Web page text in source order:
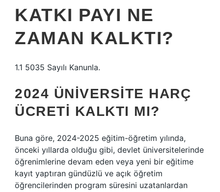
KATKI PAYI NE
ZAMAN KALKTI?
1.1 5035 Sayılı Kanunla.
2024 ÜNIVERSITE HARÇ
ÜCRETI KALKTI MI?
Buna göre, 2024-2025 eğitim-öğretim yılında,
önceki yıllarda olduğu gibi, devlet üniversitelerinde
öğrenimlerine devam eden veya yeni bir eğitime
kayıt yaptıran gündüzlü ve açık öğretim
öğrencilerinden program süresini uzatanlardan